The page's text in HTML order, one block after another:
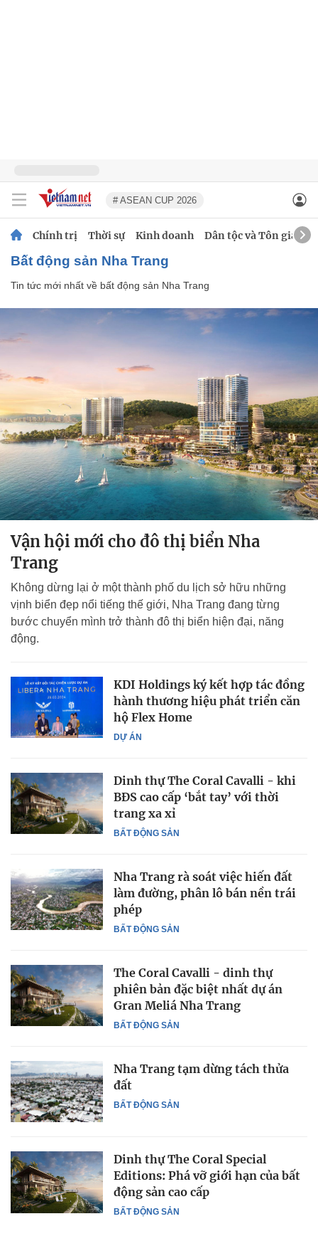
# ASEAN CUP 2026
Chính trị Thời sự Kinh doanh Dân tộc và Tôn giáo
bất động sản Nha Trang
Tin tức mới nhất về bất động sản Nha Trang
Vận hội mới cho đô thị biển Nha
Trang
Không dừng lại ở một thành phố du lịch sở hữu những
vịnh biển đẹp nổi tiếng thế giới, Nha Trang đang từng
bước chuyển mình trở thành đô thị biển hiện đại, năng
động.
DỰ ÁN
KDI Holdings ký kết hợp tác đồng
hành thương hiệu phát triển căn
hộ Flex Home
BẤT ĐỘNG SẢN
Dinh thự The Coral Cavalli - khi
BĐS cao cấp ‘bắt tay’ với thời
trang xa xỉ
BẤT ĐỘNG SẢN
Nha Trang rà soát việc hiến đất
làm đường, phân lô bán nền trái
phép
BẤT ĐỘNG SẢN
The Coral Cavalli - dinh thự
phiên bản đặc biệt nhất dự án
Gran Meliá Nha Trang
BẤT ĐỘNG SẢN
Nha Trang tạm dừng tách thửa
đất
BẤT ĐỘNG SẢN
Dinh thự The Coral Special
Editions: Phá vỡ giới hạn của bất
động sản cao cấp